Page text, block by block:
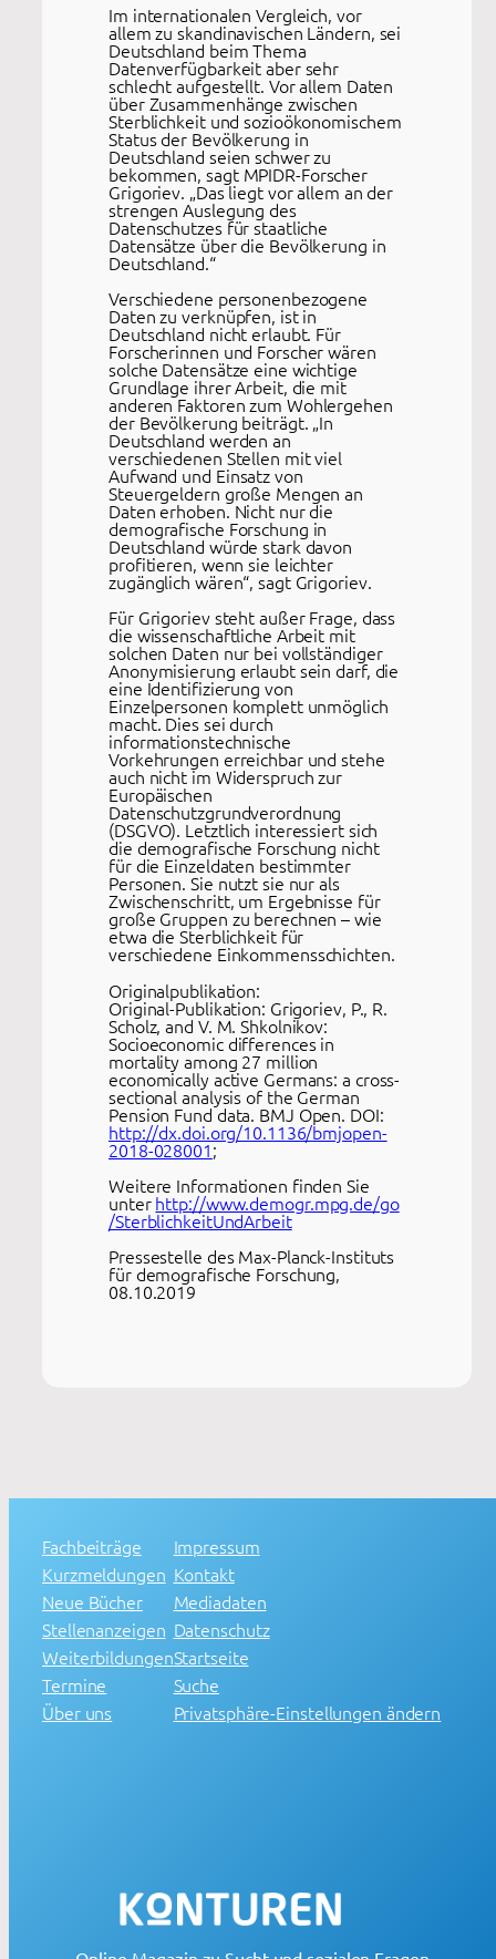
Im internationalen Vergleich, vor
allem zu skandinavischen Ländern, sei
Deutschland beim Thema
Datenverfügbarkeit aber sehr
schlecht aufgestellt. Vor allem Daten
über Zusammenhänge zwischen
Sterblichkeit und sozioökonomischem
Status der Bevölkerung in
Deutschland seien schwer zu
bekommen, sagt MPIDR-Forscher
Grigoriev. „Das liegt vor allem an der
strengen Auslegung des
Datenschutzes für staatliche
Datensätze über die Bevölkerung in
Deutschland.“
Verschiedene personenbezogene
Daten zu verknüpfen, ist in
Deutschland nicht erlaubt. Für
Forscherinnen und Forscher wären
solche Datensätze eine wichtige
Grundlage ihrer Arbeit, die mit
anderen Faktoren zum Wohlergehen
der Bevölkerung beiträgt. „In
Deutschland werden an
verschiedenen Stellen mit viel
Aufwand und Einsatz von
Steuergeldern große Mengen an
Daten erhoben. Nicht nur die
demografische Forschung in
Deutschland würde stark davon
profitieren, wenn sie leichter
zugänglich wären“, sagt Grigoriev.
Für Grigoriev steht außer Frage, dass
die wissenschaftliche Arbeit mit
solchen Daten nur bei vollständiger
Anonymisierung erlaubt sein darf, die
eine Identifizierung von
Einzelpersonen komplett unmöglich
macht. Dies sei durch
informationstechnische
Vorkehrungen erreichbar und stehe
auch nicht im Widerspruch zur
Europäischen
Datenschutzgrundverordnung
(DSGVO). Letztlich interessiert sich
die demografische Forschung nicht
für die Einzeldaten bestimmter
Personen. Sie nutzt sie nur als
Zwischenschritt, um Ergebnisse für
große Gruppen zu berechnen – wie
etwa die Sterblichkeit für
verschiedene Einkommensschichten.
Originalpublikation:
Original-Publikation: Grigoriev, P., R.
Scholz, and V. M. Shkolnikov:
Socioeconomic differences in
mortality among 27 million
economically active Germans: a cross-
sectional analysis of the German
Pension Fund data. BMJ Open. DOI:
http://dx.doi.org/10.1136/bmjopen-
2018-028001;
Weitere Informationen finden Sie
unterhttp://www.demogr.mpg.de/go
/SterblichkeitUndArbeit
Pressestelle des Max-Planck-Instituts
für demografische Forschung,
08.10.2019
Fachbeiträge
Kurzmeldungen
Neue Bücher
Stellenanzeigen
Weiterbildungen
Termine
Über uns
Impressum
Kontakt
Mediadaten
Datenschutz
Startseite
Suche
Privatsphäre-Einstellungen ändern